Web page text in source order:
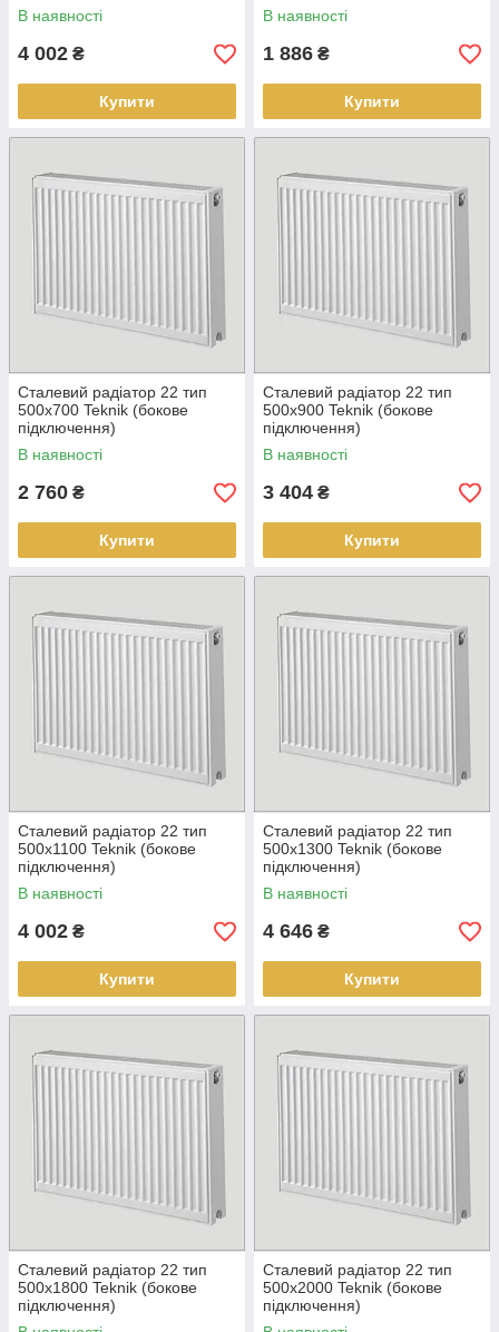
В наявності
4 002 ₴
Купити
В наявності
1 886 ₴
Купити
Сталевий радіатор 22 тип
500х700 Teknik (бокове
підключення)
В наявності
2 760 ₴
Купити
Сталевий радіатор 22 тип
500х900 Teknik (бокове
підключення)
В наявності
3 404 ₴
Купити
Сталевий радіатор 22 тип
500х1100 Teknik (бокове
підключення)
В наявності
4 002 ₴
Купити
Сталевий радіатор 22 тип
500х1300 Teknik (бокове
підключення)
В наявності
4 646 ₴
Купити
Сталевий радіатор 22 тип
500х1800 Teknik (бокове
підключення)
Сталевий радіатор 22 тип
500х2000 Teknik (бокове
підключення)